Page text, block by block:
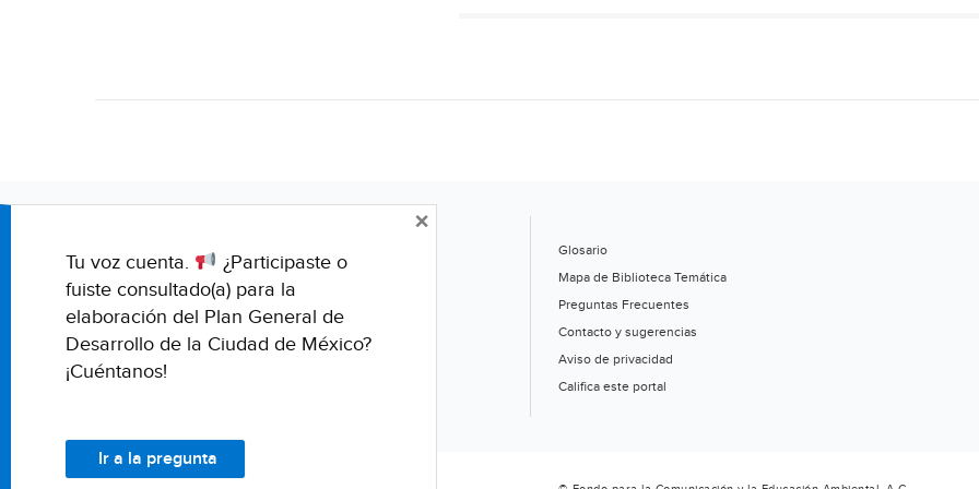
Glosario
Mapa de Biblioteca Temática
Preguntas Frecuentes
Contacto y sugerencias
Aviso de privacidad
Califica este portal
Tu voz cuenta.
¿Participaste o
fuiste consultado(a) para la
elaboración del Plan General de
Desarrollo de la Ciudad de México?
¡Cuéntanos!
Ir a la pregunta
×